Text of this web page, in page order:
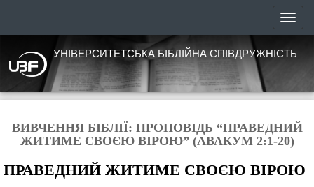
УНІВЕРСИТЕТСЬКА БІБЛІЙНА СПІВДРУЖНІСТЬ
ВИВЧЕННЯ БІБЛІЇ: ПРОПОВІДЬ “ПРАВЕДНИЙ
ЖИТИМЕ СВОЄЮ ВІРОЮ” (АВАКУМ 2:1-20)
ПРАВЕДНИЙ ЖИТИМЕ СВОЄЮ ВІРОЮ